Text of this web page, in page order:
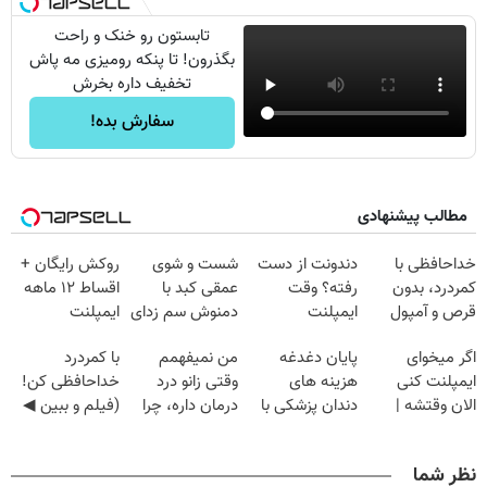
تابستون رو خنک و راحت
بگذرون! تا پنکه رومیزی مه پاش
تخفیف داره بخرش
سفارش بده!
مطالب پیشنهادی
خداحافظی با
کمردرد، بدون
قرص و آمپول
دندونت از دست
رفته؟ وقت
ایمپلنت
شست و شوی
عمقی کبد با
دمنوش سم زدای
روکش رایگان +
اقساط ۱۲ ماهه
ایمپلنت
اگر میخوای
ایمپلنت کنی
الان وقتشه |
پایان دغدغه
هزینه های
دندان پزشکی با
من نمیفهمم
وقتی زانو درد
درمان داره، چرا
با کمردرد
خداحافظی کن!
(فیلم و ببین ◀
نظر شما